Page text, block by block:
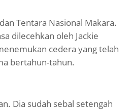
Tentara Nasional Makara.
dilecehkan oleh Jackie
cedera yang telah
bertahun-tahun.
Dia sudah sebal setengah